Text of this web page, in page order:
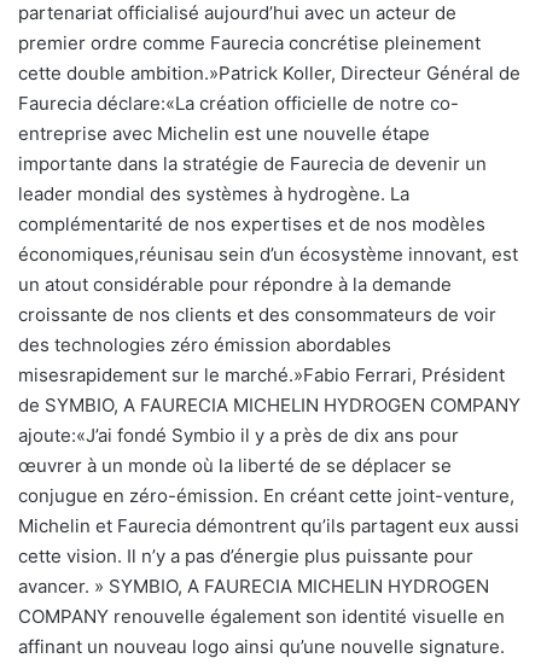
partenariat officialisé aujourd’hui avec un acteur de
premier ordre comme Faurecia concrétise pleinement
cette double ambition.»Patrick Koller, Directeur Général de
Faurecia déclare:«La création officielle de notre co-
entreprise avec Michelin est une nouvelle étape
importante dans la stratégie de Faurecia de devenir un
leader mondial des systèmes à hydrogène. La
complémentarité de nos expertises et de nos modèles
économiques,réunisau sein d’un écosystème innovant, est
un atout considérable pour répondre à la demande
croissante de nos clients et des consommateurs de voir
des technologies zéro émission abordables
misesrapidement sur le marché.»Fabio Ferrari, Président
de SYMBIO, A FAURECIA MICHELIN HYDROGEN COMPANY
ajoute:«J’ai fondé Symbio il y a près de dix ans pour
œuvrer à un monde où la liberté de se déplacer se
conjugue en zéro-émission. En créant cette joint-venture,
Michelin et Faurecia démontrent qu’ils partagent eux aussi
cette vision. Il n’y a pas d’énergie plus puissante pour
avancer. » SYMBIO, A FAURECIA MICHELIN HYDROGEN
COMPANY renouvelle également son identité visuelle en
affinant un nouveau logo ainsi qu’une nouvelle signature.